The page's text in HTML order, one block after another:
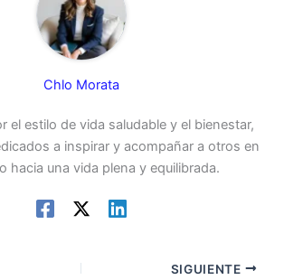
Chlo Morata
el estilo de vida saludable y el bienestar,
a inspirar y acompañar a otros en
hacia una vida plena y equilibrada.
SIGUIENTE